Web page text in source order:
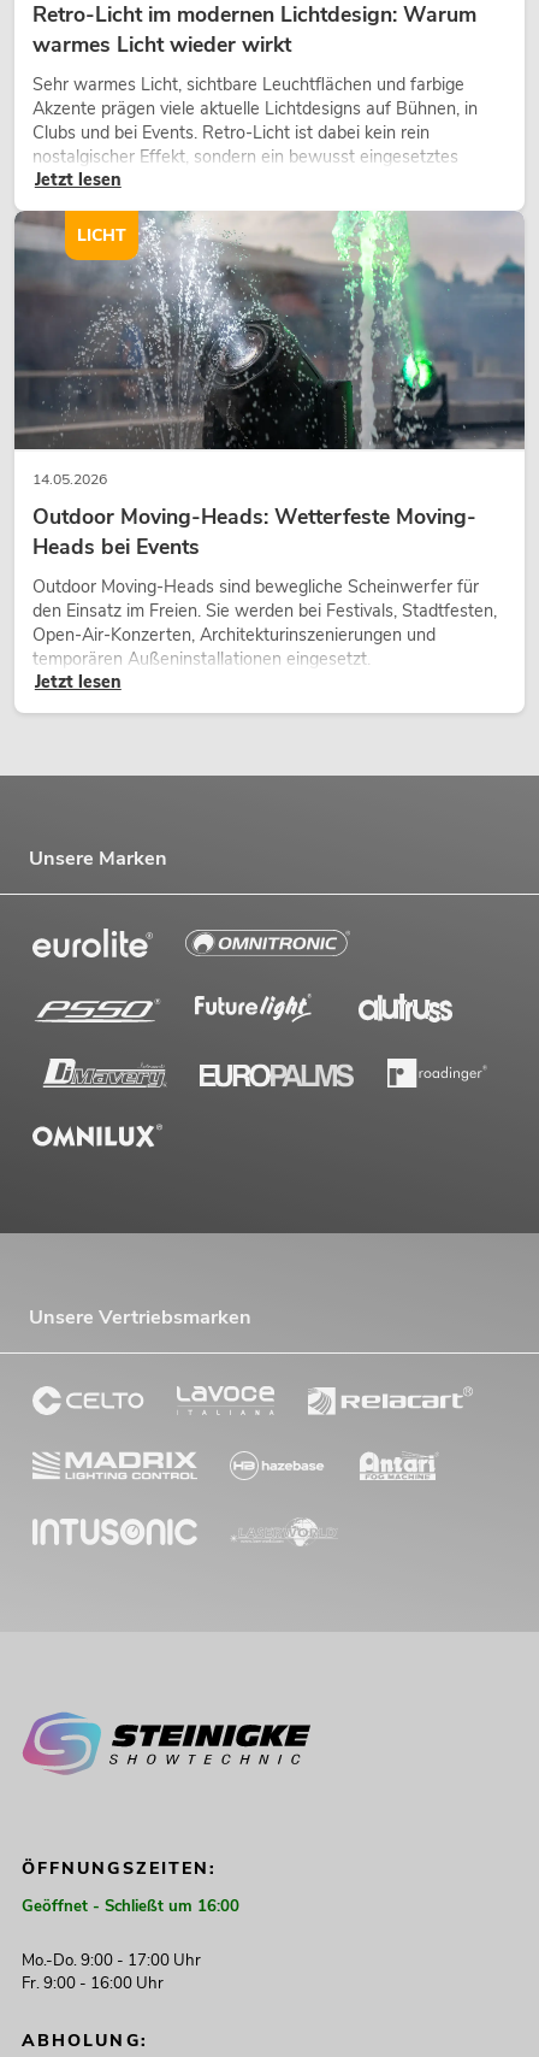
Retro-Licht im modernen Lichtdesign: Warum
warmes Licht wieder wirkt
Sehr warmes Licht, sichtbare Leuchtflächen und farbige
Akzente prägen viele aktuelle Lichtdesigns auf Bühnen, in
Clubs und bei Events. Retro-Licht ist dabei kein rein
nostalgischer Effekt, sondern ein bewusst eingesetztes
Gestaltungsmittel: Es schafft Atmosphäre, gibt Szenen
wirken lassen.
Jetzt lesen
14.05.2026
Outdoor Moving-Heads: Wetterfeste Moving-
Heads bei Events
Outdoor Moving-Heads sind bewegliche Scheinwerfer für
den Einsatz im Freien. Sie werden bei Festivals, Stadtfesten,
Open-Air-Konzerten, Architekturinszenierungen und
temporären Außeninstallationen eingesetzt.
Jetzt lesen
LICHT
Unsere Marken
Unsere Vertriebsmarken
ÖFFNUNGSZEITEN:
Geöffnet - Schließt um 16:00
Mo.-Do. 9:00 - 17:00 Uhr
Fr. 9:00 - 16:00 Uhr
ABHOLUNG: